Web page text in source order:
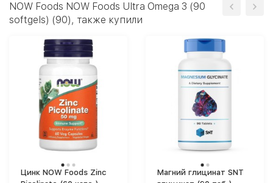
NOW Foods NOW Foods Ultra Omega 3 (90
softgels) (90), также купили
Цинк NOW Foods Zinc
Магний глицинат SNT